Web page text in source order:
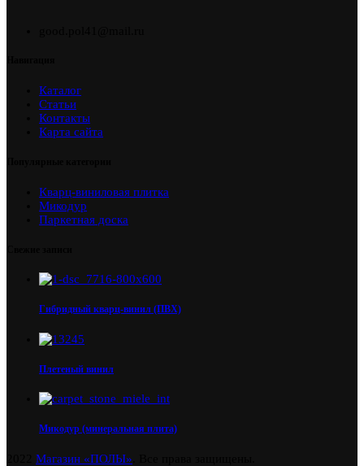
Каталог
Статьи
Контакты
Карта сайта
Кварц-виниловая плитка
Микодур
Паркетная доска
Гибридный кварц-винил (ПВХ)
Плетеный винил
Микодур (минеральная плита)
Магазин «ПОЛЫ»